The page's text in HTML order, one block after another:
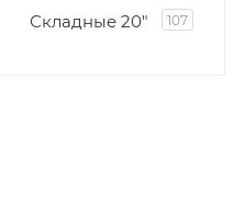
Складные 20" 107